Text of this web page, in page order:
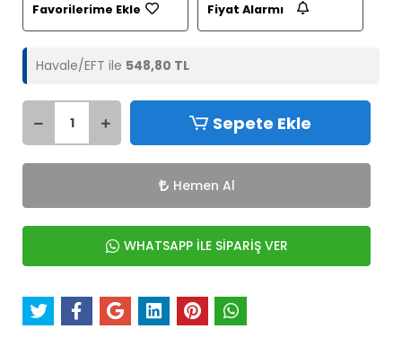
Favorilerime Ekle Fiyat Alarmı
Havale/EFT ile 548,80 TL
Sepete Ekle
Hemen Al
WHATSAPP İLE SİPARİŞ VER